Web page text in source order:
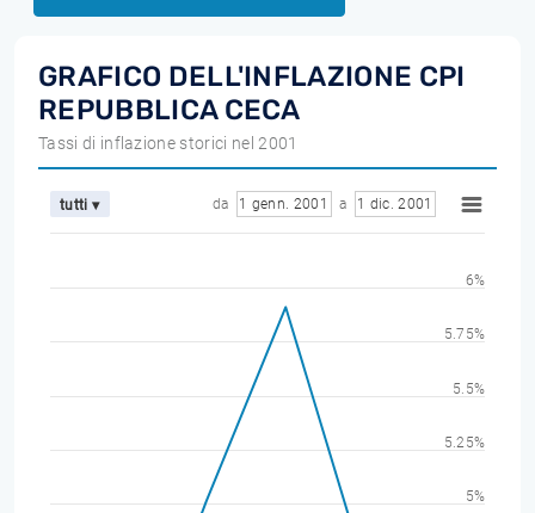
GRAFICO DELL'INFLAZIONE CPI
REPUBBLICA CECA
Tassi di inflazione storici nel 2001
tutti ▾ da 1 genn. 2001 a 1 dic. 2001
5%
5.25%
5.5%
5.75%
6%